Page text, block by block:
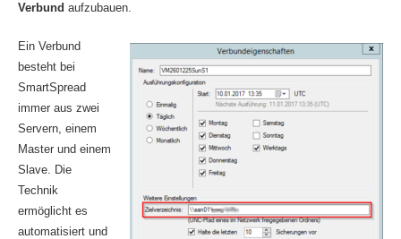
Verbund aufzubauen.
Ein Verbund
besteht bei
SmartSpread
immer aus zwei
Servern, einem
Master und einem
Slave. Die
Technik
ermöglicht es
automatisiert und